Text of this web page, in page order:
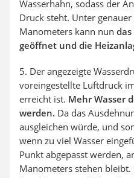
Wasserhahn, sodass der
Druck steht. Unter
Manometers kann nun
geöffnet und die
5. Der angezeigte
voreingestellte Luftdruck
erreicht ist. Mehr Wasser
werden. Da das
ausgleichen würde, und
wenn zu viel Wasser
Punkt abgepasst werden,
Manometers stehen